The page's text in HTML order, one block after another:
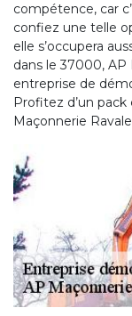
compétence, car
confiez une telle
elle s’occupera
dans le 37000,
entreprise de
Profitez d’un
Maçonnerie